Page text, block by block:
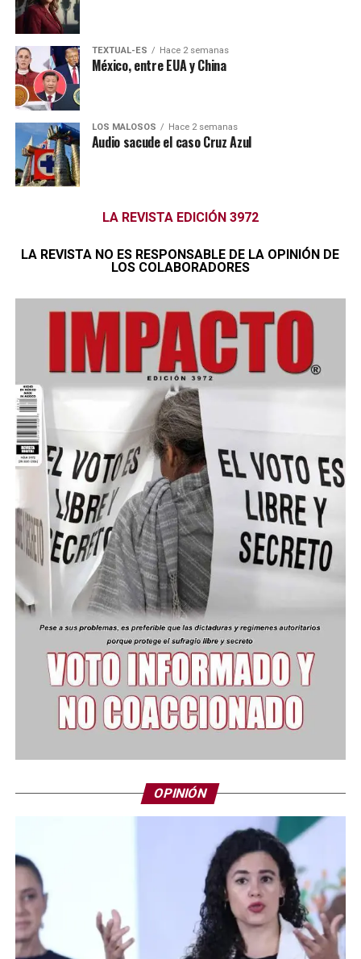
TEXTUAL-ES Hace 2 semanas
México, entre EUA y China
LOS MALOSOS Hace 2 semanas
Audio sacude el caso Cruz Azul
LA REVISTA EDICIÓN 3972
LA REVISTA NO ES RESPONSABLE DE LA OPINIÓN DE
LOS COLABORADORES
OPINIÓN